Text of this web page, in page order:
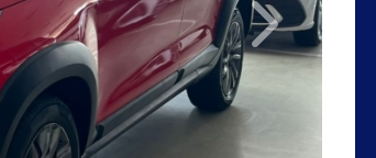
Next